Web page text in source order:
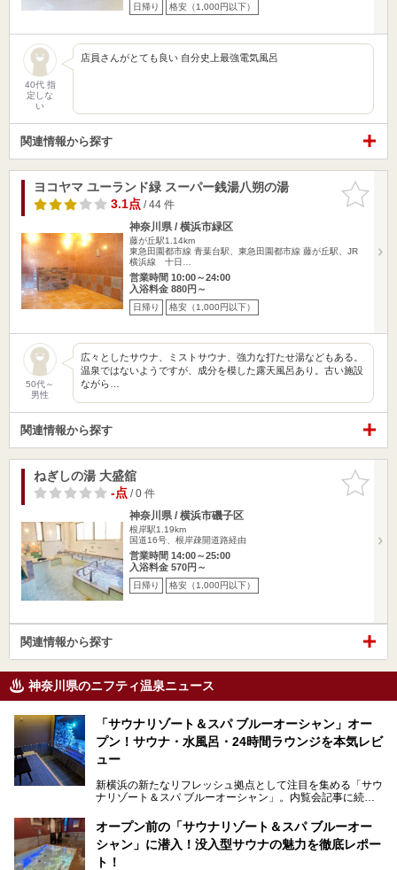
日帰り 格安（1,000円以下）
40代 指
定しな
い
店員さんがとても良い 自分史上最強電気風呂
関連情報から探す
お気に入
りに追加
ヨコヤマ ユーランド緑 スーパー銭湯八朔の湯
3.1点/ 44 件
神奈川県 / 横浜市緑区
藤が丘駅1.14km
東急田園都市線 青葉台駅、東急田園都市線 藤が丘駅、JR
横浜線 十日…
営業時間 10:00～24:00
入浴料金 880円～
日帰り 格安（1,000円以下）
50代～
男性
広々としたサウナ、ミストサウナ、強力な打たせ湯などもある。
温泉ではないようですが、成分を模した露天風呂あり。古い施設
ながら…
関連情報から探す
お気に入
りに追加
ねぎしの湯 大盛舘
-点/ 0 件
神奈川県 / 横浜市磯子区
根岸駅1.19km
国道16号、根岸疎開道路経由
営業時間 14:00～25:00
入浴料金 570円～
日帰り 格安（1,000円以下）
関連情報から探す
神奈川県のニフティ温泉ニュース
「サウナリゾート＆スパ ブルーオーシャン」オー
プン！サウナ・水風呂・24時間ラウンジを本気レビ
ュー
新横浜の新たなリフレッシュ拠点として注目を集める「サウ
ナリゾート＆スパ ブルーオーシャン」。内覧会記事に続
す。サウナや水風呂の気持ちよさはもちろん、リラックスス
ペースの過ごしやすさまで徹底チェック。新横浜エリアで日
常の疲れをリセットしたい人、ライブやスポーツ観戦遠征組
は必見です。
オープン前の「サウナリゾート＆スパ ブルーオー
シャン」に潜入！没入型サウナの魅力を徹底レポー
ト！